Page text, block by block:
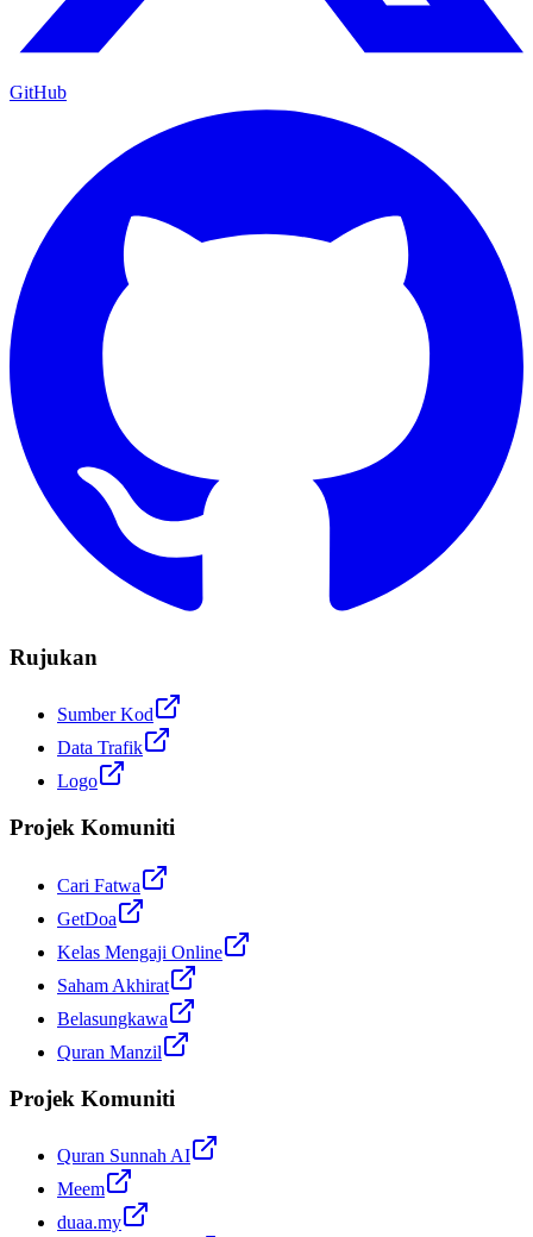
GitHub
Rujukan
Sumber Kod
Data Trafik
Logo
Projek Komuniti
Cari Fatwa
GetDoa
Kelas Mengaji Online
Saham Akhirat
Belasungkawa
Quran Manzil
Projek Komuniti
Quran Sunnah AI
Meem
duaa.my